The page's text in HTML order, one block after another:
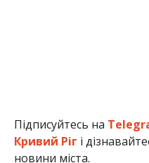
Підписуйтесь на
Кривий Ріг і
новини міста.